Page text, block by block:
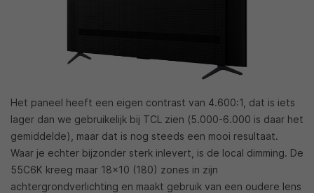
Het paneel heeft een eigen contrast van 4.600:1, dat is iets
lager dan we gebruikelijk bij TCL zien (5.000-6.000 is daar het
gemiddelde), maar dat is nog steeds een mooi resultaat.
Waar je echter bijzonder sterk inlevert, is de local dimming. De
55C6K kreeg maar 18×10 (180) zones in zijn
achtergrondverlichting en maakt gebruik van een oudere lens